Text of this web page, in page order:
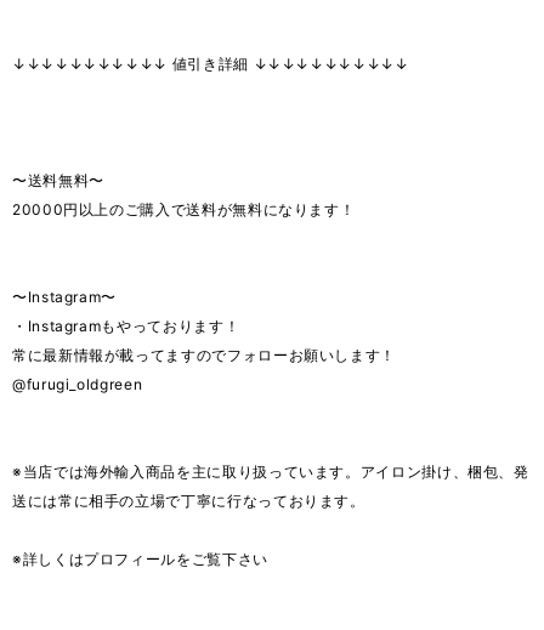
↓↓↓↓↓↓↓↓↓↓↓ 値引き詳細 ↓↓↓↓↓↓↓↓↓↓↓
〜送料無料〜
20000円以上のご購入で送料が無料になります！
〜Instagram〜
・Instagramもやっております！
常に最新情報が載ってますのでフォローお願いします！
@furugi_oldgreen
※当店では海外輸入商品を主に取り扱っています。アイロン掛け、梱包、発
送には常に相手の立場で丁寧に行なっております。
※詳しくはプロフィールをご覧下さい